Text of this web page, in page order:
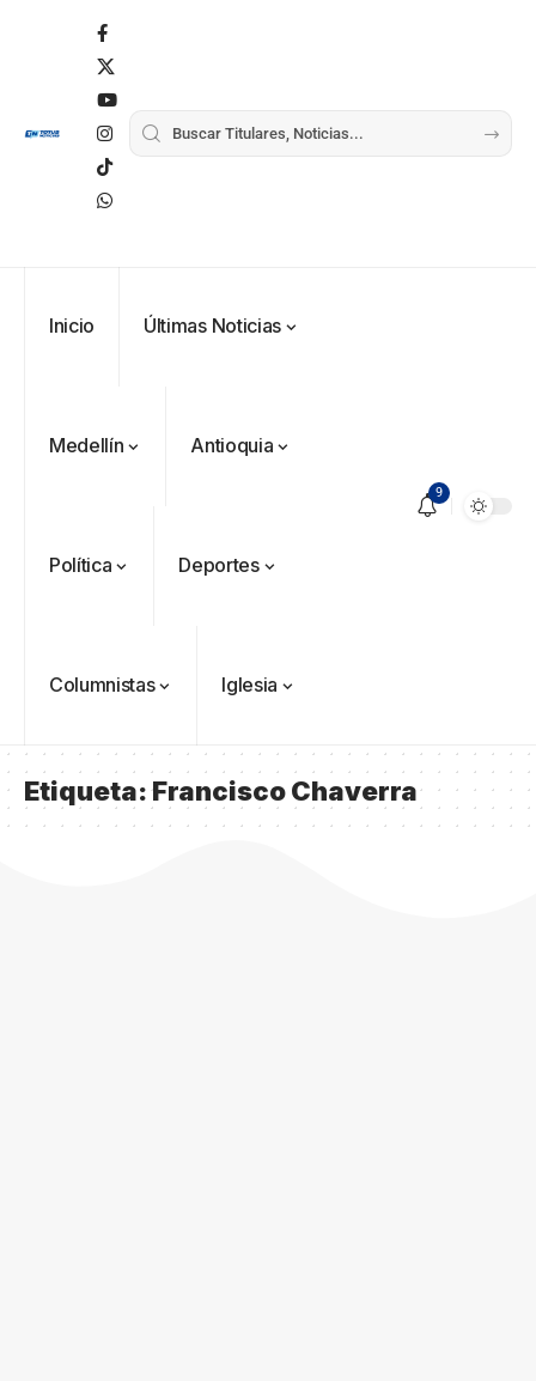
Inicio Últimas Noticias
Medellín Antioquia
Política Deportes
Columnistas Iglesia
9
Etiqueta:Francisco Chaverra